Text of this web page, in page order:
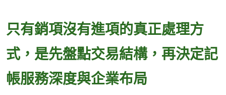
只有銷項沒有進項的真正處理方
式，是先盤點交易結構，再決定記
帳服務深度與企業布局